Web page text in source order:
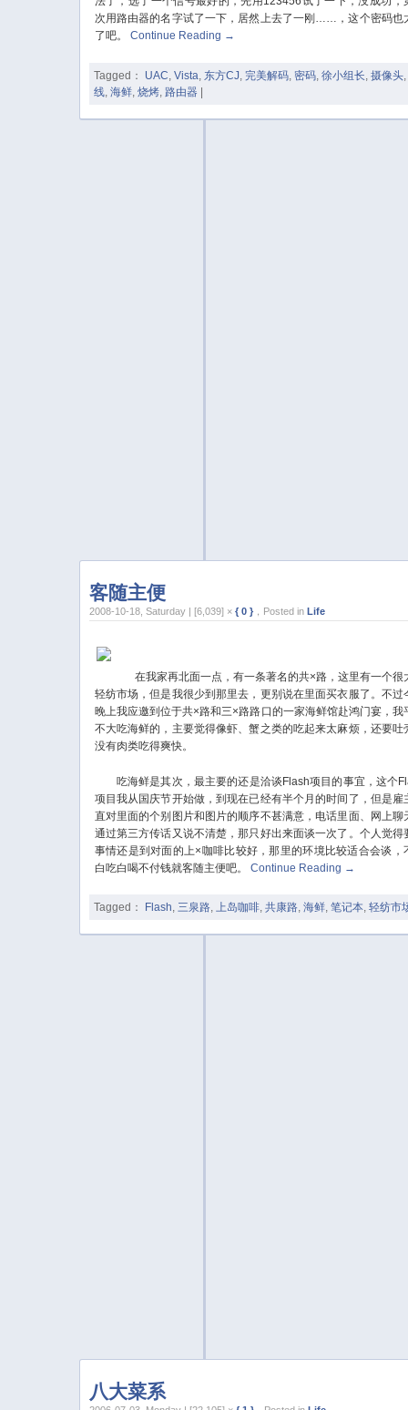
次用路由器的名字试了一下，居然上去了一刚……，这个密码也
了吧。
Continue Reading →
Tagged： UAC ,Vista 东方CJ ,完美解码 ,密码 ,徐小组长 ,摄像头
线 ,海鲜 ,烧烤 ,路由器 |
客随主便
2008-10-18, Saturday | [6,039] ×{ 0 } ，Posted in Life
在我家再北面一点，有一条著名的共×路，这里有一个很
轻纺市场，但是我很少到那里去，更别说在里面买衣服了。不过
晚上我应邀到位于共×路和三×路路口的一家海鲜馆赴鸿门宴，我
不大吃海鲜的，主要觉得像虾、蟹之类的吃起来太麻烦，还要吐
没有肉类吃得爽快。
吃海鲜是其次，最主要的还是洽谈Flash项目的事宜，这个
项目我从国庆节开始做，到现在已经有半个月的时间了，但是雇
直对里面的个别图片和图片的顺序不甚满意，电话里面、网上聊
通过第三方传话又说不清楚，那只好出来面谈一次了。个人觉得
事情还是到对面的上×咖啡比较好，那里的环境比较适合会谈，
白吃白喝不付钱就客随主便吧。
Continue Reading →
Tagged： Flash,三泉路,上岛咖啡,共康路,海鲜,笔记本,轻纺市
八大菜系